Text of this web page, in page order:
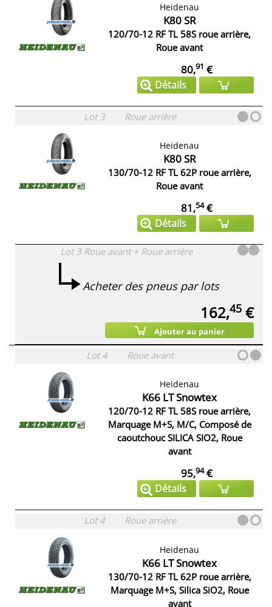
Heidenau
K80 SR
120/70-12 RF TL 58S roue arrière,
Roue avant
80,91 €
Détails
Lot 3 Roue arrière
Heidenau
K80 SR
130/70-12 RF TL 62P roue arrière,
Roue avant
81,54€
Détails
Lot 3 Roue avant + Roue arrière
Acheter des pneus par lots
162,45 €
Ajouter au panier
Lot 4 Roue avant
Heidenau
K66 LT Snowtex
120/70-12 RF TL 58S roue arrière,
Marquage M+S, M/C, Composé de
caoutchouc SILICA SIO2, Roue
avant
95,94€
Détails
Lot 4 Roue arrière
Heidenau
K66 LT Snowtex
130/70-12 RF TL 62P roue arrière,
Marquage M+S, Silica SiO2, Roue
avant